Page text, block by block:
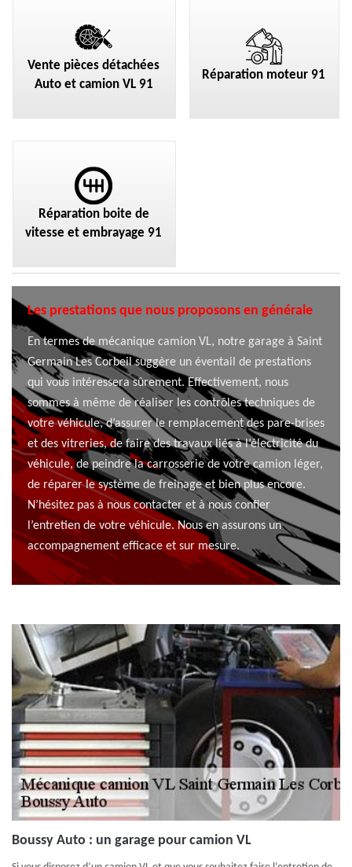
Vente pièces détachées
Auto et camion VL 91
Réparation moteur 91
Réparation boite de
vitesse et embrayage 91
Les prestations que nous proposons en générale
En termes de mécanique camion VL, notre garage à Saint
Germain Les Corbeil suggère un éventail de prestations
qui vous intéressera sûrement. Effectivement, nous
sommes à même de réaliser les contrôles techniques de
votre véhicule, d’assurer le remplacement des pare-brises
et des vitreries, de faire des travaux liés à l’électricité du
véhicule, de peindre la carrosserie de votre camion léger,
de réparer le système de freinage et bien plus encore.
N’hésitez pas à nous contacter et à nous confier
l’entretien de votre véhicule. Nous en assurons un
accompagnement efficace et sur mesure.
Boussy Auto : un garage pour camion VL